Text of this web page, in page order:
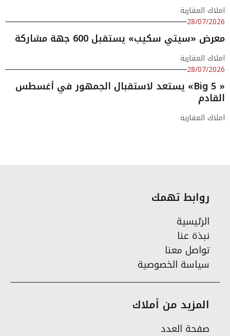
املاك العقارية
28/07/2026
معرض «سيتي سكيب» يستقبل 600 جهة مشاركة
املاك العقارية
28/07/2026
« Big 5» يستعد لاستقبال الجمهور في أغسطس
القادم
املاك العقارية
روابط تهمك
الرئيسية
نبذة عنا
تواصل معنا
سياسة الخصوصية
المزيد من أملاك
صفحة العدد